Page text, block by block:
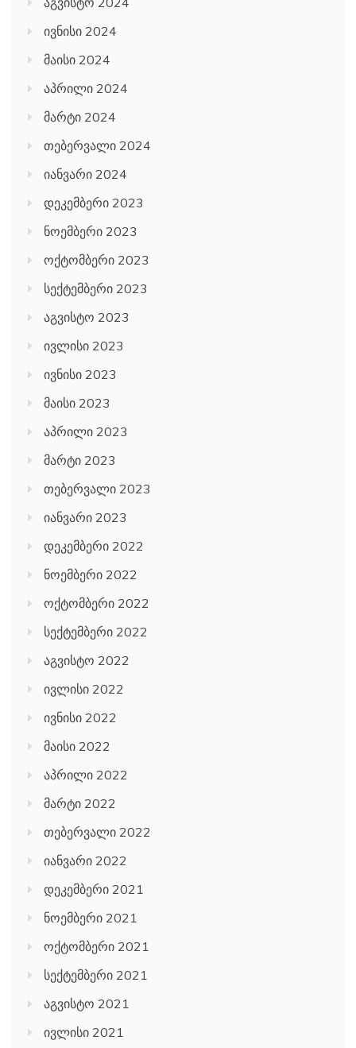
ივნისი 2024
მაისი 2024
აპრილი 2024
მარტი 2024
თებერვალი 2024
იანვარი 2024
დეკემბერი 2023
ნოემბერი 2023
ოქტომბერი 2023
სექტემბერი 2023
აგვისტო 2023
ივლისი 2023
ივნისი 2023
მაისი 2023
აპრილი 2023
მარტი 2023
თებერვალი 2023
იანვარი 2023
დეკემბერი 2022
ნოემბერი 2022
ოქტომბერი 2022
სექტემბერი 2022
აგვისტო 2022
ივლისი 2022
ივნისი 2022
მაისი 2022
აპრილი 2022
მარტი 2022
თებერვალი 2022
იანვარი 2022
დეკემბერი 2021
ნოემბერი 2021
ოქტომბერი 2021
სექტემბერი 2021
აგვისტო 2021
ივლისი 2021